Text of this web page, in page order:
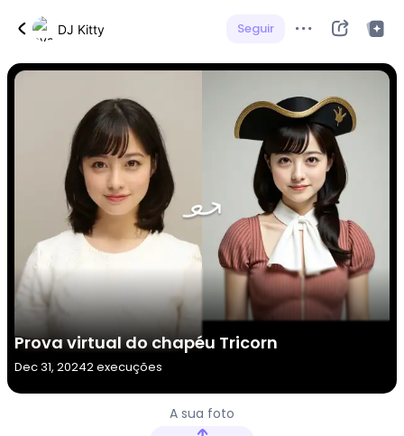
DJ Kitty Seguir
Prova virtual do chapéu Tricorn
Dec 31, 20242 execuções
A sua foto